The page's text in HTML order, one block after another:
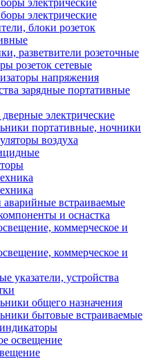
электрические
электрические
блоки розеток
разветвители розеточные
розеток сетевые
напряжения
зарядные портативные
электрические
портативные, ночники
воздуха
встраиваемые
и оснастка
коммерческое и
коммерческое и
указатели, устройства
общего назначения
бытовые встраиваемые
освещение